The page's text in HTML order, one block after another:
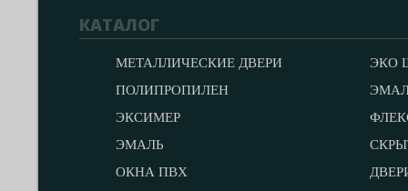
КАТАЛОГ
МЕТАЛЛИЧЕСКИЕ ДВЕРИ
ЭКО
ПОЛИПРОПИЛЕН
ЭКСИМЕР
ЭМАЛЬ
ОКНА ПВХ